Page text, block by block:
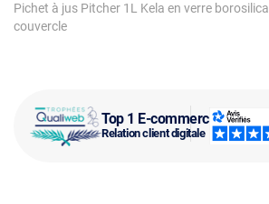
Top 1 E-commerce
Relation client digitale
Pichet à jus Pitcher 1L Kela en verre
couvercle